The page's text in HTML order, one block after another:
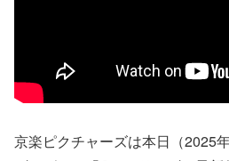
京楽ピクチャーズは本日（2025